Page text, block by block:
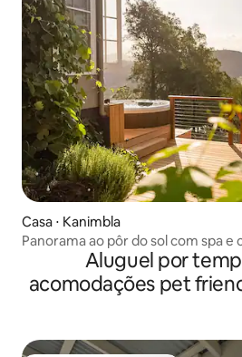
Casa ⋅ Kanimbla
Panorama ao pôr do sol com spa e
Aluguel por
acomodações pet